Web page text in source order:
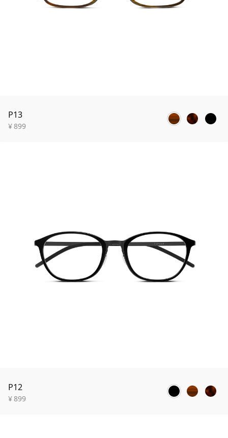
P13
¥899
P12
¥899